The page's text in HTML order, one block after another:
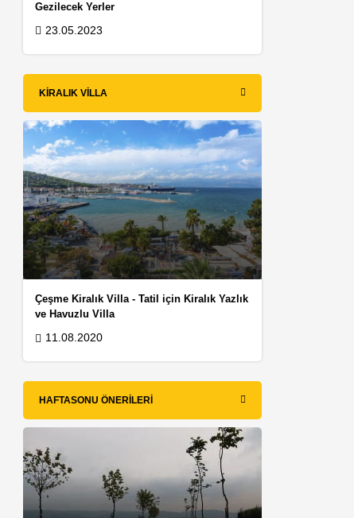
Gezilecek Yerler
23.05.2023
KIRALIK VILLA
Çeşme Kiralık Villa - Tatil için Kiralık Yazlık
ve Havuzlu Villa
11.08.2020
HAFTASONU ÖNERILERI